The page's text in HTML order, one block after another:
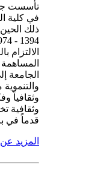
تأسست
ذلك
الالتزام
الجامعة
وثقافياً
وثقافية
قدماً في
المزيد